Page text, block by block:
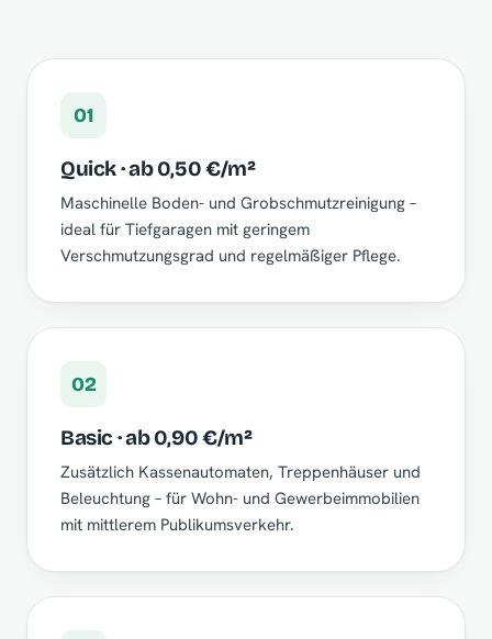
01
Quick · ab 0,50 €/m²
Maschinelle Boden- und Grobschmutzreinigung –
ideal für Tiefgaragen mit geringem
Verschmutzungsgrad und regelmäßiger Pflege.
02
Basic · ab 0,90 €/m²
Zusätzlich Kassenautomaten, Treppenhäuser und
Beleuchtung – für Wohn- und Gewerbeimmobilien
mit mittlerem Publikumsverkehr.